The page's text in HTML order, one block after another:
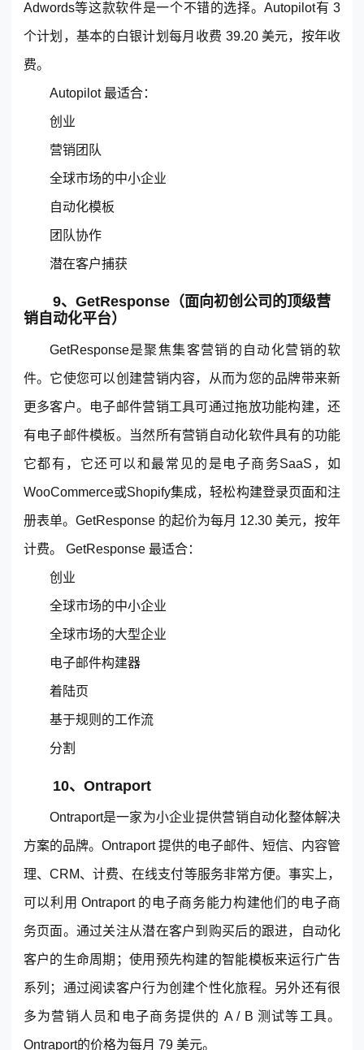
Adwords等这款软件是一个不错的选择。Autopilot有 3
个计划，基本的白银计划每月收费 39.20 美元，按年收
费。
Autopilot 最适合：
创业
营销团队
全球市场的中小企业
自动化模板
团队协作
潜在客户捕获
9、GetResponse（面向初创公司的顶级营
销自动化平台）
GetResponse是聚焦集客营销的自动化营销的软
件。它使您可以创建营销内容，从而为您的品牌带来新
更多客户。电子邮件营销工具可通过拖放功能构建，还
有电子邮件模板。当然所有营销自动化软件具有的功能
它都有，它还可以和最常见的是电子商务SaaS，如
WooCommerce或Shopify集成，轻松构建登录页面和注
册表单。GetResponse 的起价为每月 12.30 美元，按年
计费。 GetResponse 最适合：
创业
全球市场的中小企业
全球市场的大型企业
电子邮件构建器
着陆页
基于规则的工作流
分割
10、Ontraport
Ontraport是一家为小企业提供营销自动化整体解决
方案的品牌。Ontraport 提供的电子邮件、短信、内容管
理、CRM、计费、在线支付等服务非常方便。事实上，
可以利用 Ontraport 的电子商务能力构建他们的电子商
务页面。通过关注从潜在客户到购买后的跟进，自动化
客户的生命周期；使用预先构建的智能模板来运行广告
系列；通过阅读客户行为创建个性化旅程。另外还有很
多为营销人员和电子商务提供的 A / B 测试等工具。
Ontraport的价格为每月 79 美元。